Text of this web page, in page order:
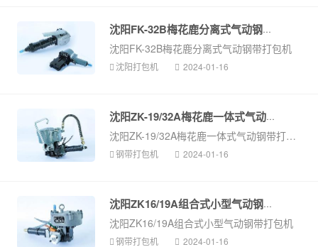
沈阳FK-32B梅花鹿分离式气动钢带打...
沈阳FK-32B梅花鹿分离式气动钢带打包机
沈阳打包机 2024-01-16
沈阳ZK-19/32A梅花鹿一体式气动钢带...
沈阳ZK-19/32A梅花鹿一体式气动钢带打包机
钢带打包机 2024-01-16
沈阳ZK16/19A组合式小型气动钢带打...
沈阳ZK16/19A组合式小型气动钢带打包机
钢带打包机 2024-01-16